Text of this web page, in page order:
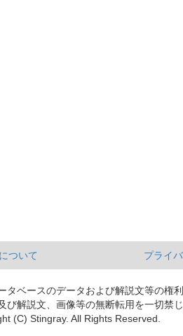
ついて プライ
タベースのデータおよび解説文等の権
び解説文、画像等の無断転用を一切禁じ
(C) Stingray. All Rights Reserved.